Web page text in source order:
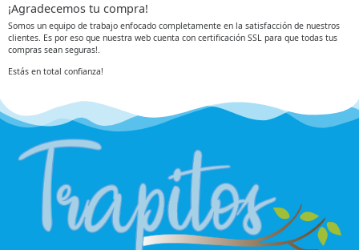
5
e
n
0
d
e
5
o
r
a
d
o
n
d
¡Agradecemos tu compra!
Somos un equipo de trabajo enfocado completamente en la satisfacción de nuestros
clientes. Es por eso que nuestra web cuenta con certificación SSL para que todas tus
compras sean seguras!.
Estás en total confianza!